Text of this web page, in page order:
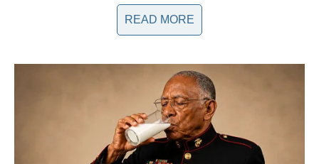
Peri se osvrnula na savete svog terapeuta koji joj je rekao da
“niko te ne može naterati da veruje u nešto o sebi u što već ne
svoja osećanja i da prihvati negativne komentare kao priliku za
samorazumijevanje. “Kada onlajn svet pokušava da me
pretvori u ljudsku pinjatu, ja to prihvatam s gracioznošću i
šaljem im ljubav,” dodala je, pokazujući time svoju snagu i
otpornost. Ovakav pristup ukazuje na važnost mentalnog
zdravlja i ličnog rasta, a njena sposobnost da pronađe snagu
READ MORE